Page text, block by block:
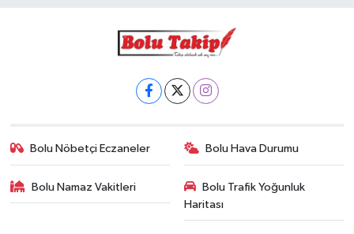
Bolu Nöbetçi Eczaneler Bolu Hava Durumu
Bolu Namaz Vakitleri
Bolu Trafik Yoğunluk
Haritası